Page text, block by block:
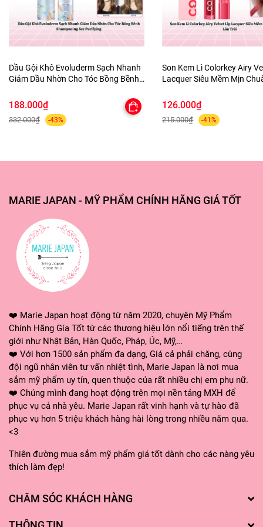
HSD: 2 năm
Dầu Gội Khô Evoluderm Sạch Nhanh
Giảm Dầu Nhờn Cho Tóc Bồng Bềnh
188.000₫
332.000₫ -43%
Son Kem Lì Colorkey Airy
Lacquer Siêu Mềm Mịn
126.000₫
215.000₫ -41%
MARIE JAPAN - MỸ PHẨM CHÍNH HÃNG GIÁ TỐT
❤️ Marie Japan hoạt động từ năm 2020, chuyên Mỹ Phẩm
Chính Hãng Gía Tốt từ các thương hiệu lớn nổi tiếng trên thế
giới như Nhật Bản, Hàn Quốc, Pháp, Úc, Mỹ,…
❤️ Với hơn 1500 sản phẩm đa dạng, Giá cả phải chăng, cùng
đội ngũ nhân viên tư vấn nhiệt tình, Marie Japan là nơi mua
sắm mỹ phẩm uy tín, quen thuộc của rất nhiều chị em phụ nữ.
❤️ Chúng mình đang hoạt động trên mọi nền tảng MXH để
phục vụ cả nhà yêu. Marie Japan rất vinh hạnh và tự hào đã
phục vụ hơn 5 triệu khách hàng hài lòng trong nhiều năm qua.
<3
Thiên đường mua sắm mỹ phẩm giá tốt dành cho các nàng yêu
thích làm đẹp!
CHĂM SÓC KHÁCH HÀNG